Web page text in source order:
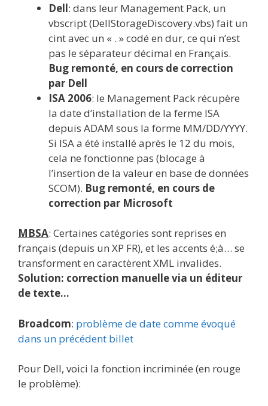
Dell: dans leur Management Pack, un
vbscript (DellStorageDiscovery.vbs) fait un
cint avec un « . » codé en dur, ce qui n’est
pas le séparateur décimal en Français.
Bug remonté, en cours de correction
par Dell
ISA 2006: le Management Pack récupère
la date d’installation de la ferme ISA
depuis ADAM sous la forme MM/DD/YYYY.
Si ISA a été installé après le 12 du mois,
cela ne fonctionne pas (blocage à
l’insertion de la valeur en base de données
SCOM). Bug remonté, en cours de
correction par Microsoft
MBSA: Certaines catégories sont reprises en
français (depuis un XP FR), et les accents é;à… se
transforment en caractèrent XML invalides.
Solution: correction manuelle via un éditeur
de texte…
Broadcom: problème de date comme évoqué
dans un précédent billet
Pour Dell, voici la fonction incriminée (en rouge
le problème):